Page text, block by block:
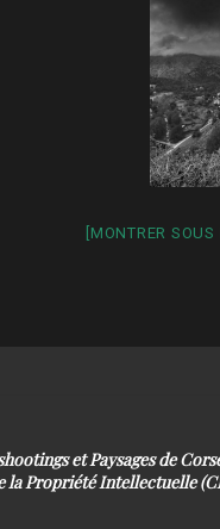
[MONTRER
et Paysages de
la Propriété Intellectuelle